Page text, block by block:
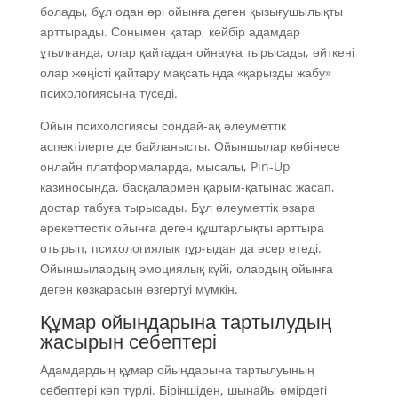
болады, бұл одан әрі ойынға деген қызығушылықты
арттырады. Сонымен қатар, кейбір адамдар
ұтылғанда, олар қайтадан ойнауға тырысады, өйткені
олар жеңісті қайтару мақсатында «қарызды жабу»
психологиясына түседі.
Ойын психологиясы сондай-ақ әлеуметтік
аспектілерге де байланысты. Ойыншылар көбінесе
онлайн платформаларда, мысалы, Pin-Up
казиносында, басқалармен қарым-қатынас жасап,
достар табуға тырысады. Бұл әлеуметтік өзара
әрекеттестік ойынға деген құштарлықты арттыра
отырып, психологиялық тұрғыдан да әсер етеді.
Ойыншылардың эмоциялық күйі, олардың ойынға
деген көзқарасын өзгертуі мүмкін.
Құмар ойындарына тартылудың
жасырын себептері
Адамдардың құмар ойындарына тартылуының
себептері көп түрлі. Біріншіден, шынайы өмірдегі